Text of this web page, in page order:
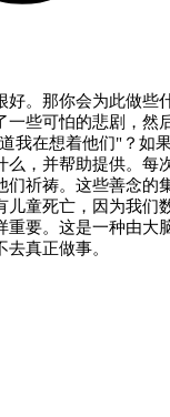
好。那你会为此做些
一些可怕的悲剧，然
我在想着他们"？如
么，并帮助提供。每
们祈祷。这些善念的
儿童死亡，因为我们
重要。这是一种由大
真正做事。